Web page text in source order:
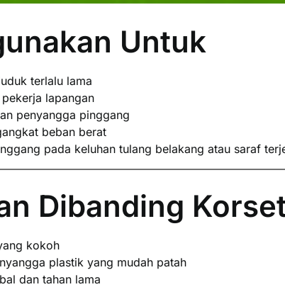
Untuk
terlalu lama
lapangan
penyangga pinggang
beban berat
pada keluhan tulang belakang atau saraf
Dibanding
kokoh
plastik yang mudah patah
dan tahan lama